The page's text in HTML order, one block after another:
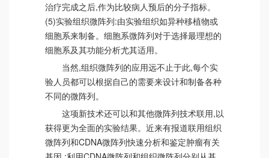
治疗完成之后,作为比较病人预后的分子指标。
(5)实验组织微阵列:由实验组织如异种移植物或
细胞系来制备。细胞系微阵列对于选择最理想的
细胞系及其功能分析尤其适用。
当然,组织微阵列的应用远不止于此,每个实
验人员都可以根据自己的需要来设计和制备各种
不同的微阵列。
这项新技术还可以和其他微阵列技术联用,以
获得更为全面的实验结果。近来有报道联用组织
微阵列和CDNA微阵列快速分析和鉴定肿瘤有关